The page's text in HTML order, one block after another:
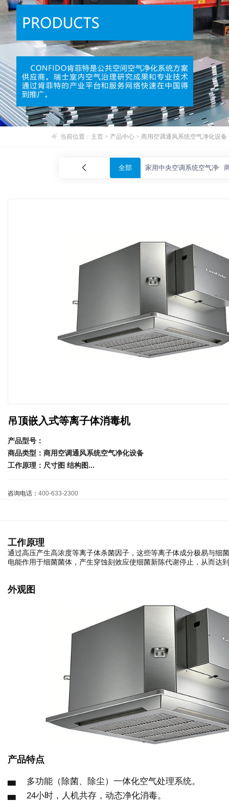
当前位置： 主页 > 产品中心 > 商用空调通风系统空气净化设备
全部 家用中央空调系统空气净化
吊顶嵌入式等离子体消毒机
产品型号：
商品类型：商用空调通风系统空气净化设备
工作原理：尺寸图 结构图...
咨询电话： 400-633-2300
工作原理
通过高压产生高浓度等离子体杀菌因子，这些等离子体成分极易与细
电能作用于细菌菌体，产生穿蚀刻效应使细菌新陈代谢停止，从而达
外观图
产品特点
▅ 多功能（除菌、除尘）一体化空气处理系统。
▅ 24小时，人机共存，动态净化消毒。